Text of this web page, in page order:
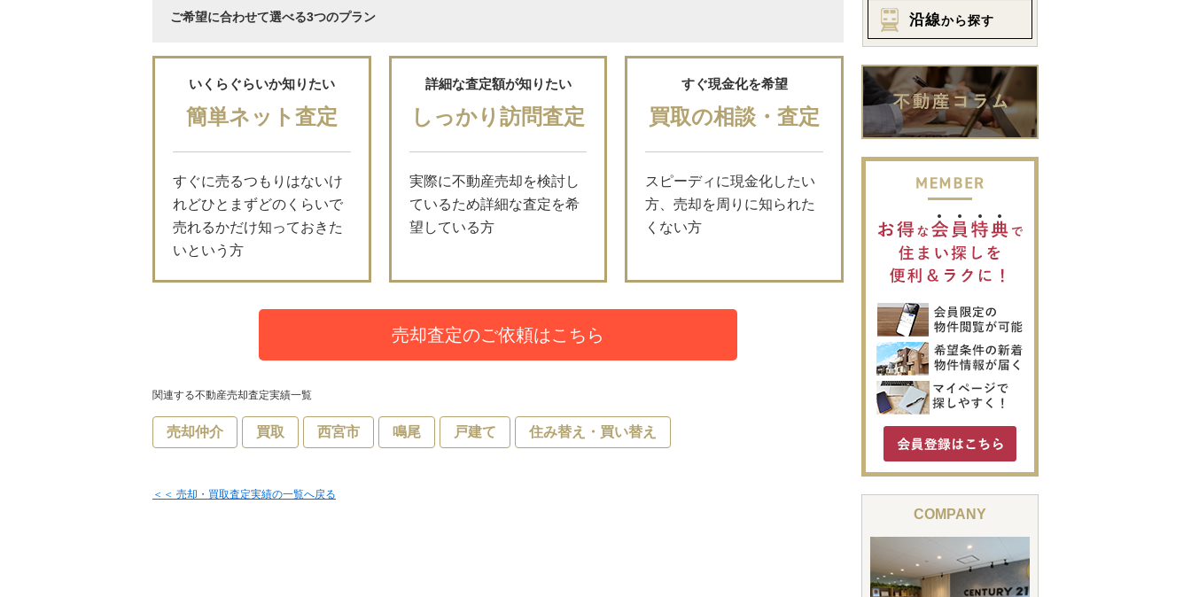
ご希望に合わせて選べる3つのプラン
いくらぐらいか知りたい
簡単ネット査定
すぐに売るつもりはないけ
れどひとまずどのくらいで
売れるかだけ知っておきた
いという方
詳細な査定額が知りたい
しっかり訪問査定
実際に不動産売却を検討し
ているため詳細な査定を希
望している方
すぐ現金化を希望
買取の相談・査定
スピーディに現金化したい
方、売却を周りに知られた
くない方
売却査定のご依頼はこちら
関連する不動産売却査定実績一覧
売却仲介 買取 西宮市 鳴尾 戸建て 住み替え・買い替え
＜＜ 売却・買取査定実績の一覧へ戻る
沿線から探す
COMPANY